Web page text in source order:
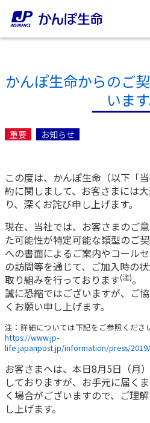
ご契約者さま
ご契約者さま
入院保険金・手術保
お手続き一覧
保険をご検討中のお客さま
保険をご検討中のお客さま
終身保険
養老保険
定期保険
学資保険
長寿支援保険
お見積りシミュレーション
資料請求
【まずはご相談ください
ちら
法人のお客さま向け商品一覧
目的から探す
お役立ち情報
かんぽ生命の団体取扱い
法人向け資料請求
お役立ち情報
かんぽのLifeサポートナビ
保険
かんぽ生命について
かんぽ生命について
ご挨拶
よくあるご質問
お問い合わせ
サステナビリティ
かんぽ生命からのご
います
重要 お知らせ
この度は、かんぽ生命（以下「
約に関しまして、お客さまには
り、深くお詫び申し上げます。
現在、当社では、お客さまのご
た可能性が特定可能な類型のご
への書面によるご案内やコール
の訪問等を通じて、ご加入時の
取り組みを行っております(注)。
誠に恐縮ではございますが、ご
くお願い申し上げます。
注：詳細については下記をご参照くださ
https://www.jp-
life.japanpost.jp/information/press/
お客さまへは、本日8月5日（月
しておりますが、お手元に届く
く場合がございますので、ご理
し上げます。